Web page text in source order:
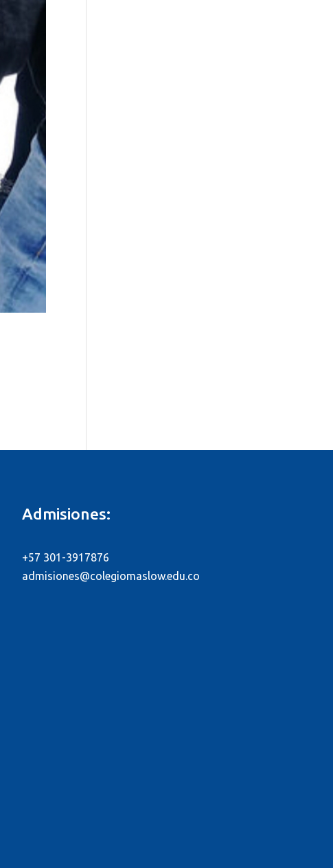
Admisiones:
+57 301-3917876
admisiones@colegiomaslow.edu.co